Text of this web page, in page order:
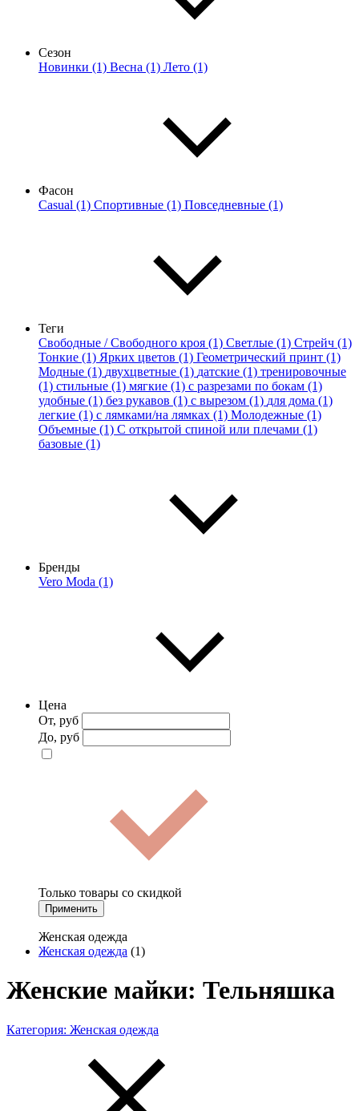
Сезон
Новинки (1) Весна (1) Лето (1)
Фасон
Casual (1) Спортивные (1) Повседневные (1)
Теги
Свободные / Свободного кроя (1) Светлые (1) Стрейч (1)
Тонкие (1) Ярких цветов (1) Геометрический принт (1)
Модные (1) двухцветные (1) датские (1) тренировочные
(1) стильные (1) мягкие (1) с разрезами по бокам (1)
удобные (1) без рукавов (1) с вырезом (1) для дома (1)
легкие (1) с лямками/на лямках (1) Молодежные (1)
Объемные (1) С открытой спиной или плечами (1)
базовые (1)
Бренды
Vero Moda (1)
Цена
От, руб
До, руб
Только товары со скидкой
Применить
Женская одежда
Женская одежда (1)
Женские майки: Тельняшка
Категория: Женская одежда